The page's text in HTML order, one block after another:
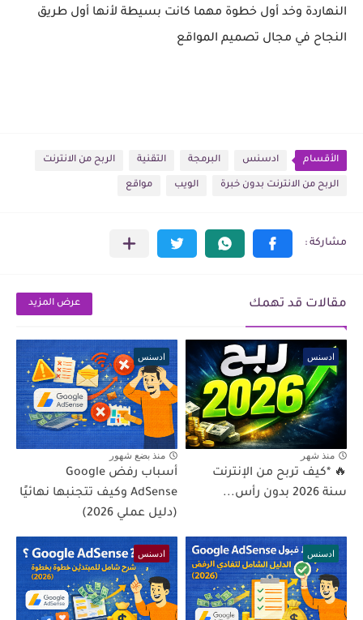
النهاردة وخد أول خطوة مهما كانت بسيطة لأنها أول طريق
النجاح في مجال تصميم المواقع
الأقسام ادسنس البرمجة التقنية الربح من الانترنت
الربح من الانترنت بدون خبرة الويب مواقع
مقالات قد تهمك عرض المزيد
ادسنس
منذ شهر
🔥 *كيف تربح من الإنترنت
سنة 2026 بدون رأس...
ادسنس
منذ بضع شهور
أسباب رفض Google
AdSense وكيف تتجنبها نهائيًا
(دليل عملي 2026)
ادسنس ادسنس